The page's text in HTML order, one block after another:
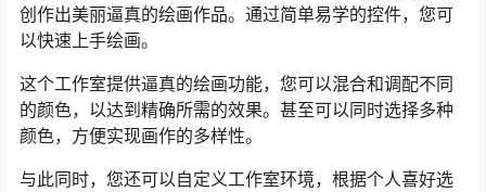
创作出美丽逼真的绘画作品。通过简单易学的控件，您可
以快速上手绘画。
这个工作室提供逼真的绘画功能，您可以混合和调配不同
的颜色，以达到精确所需的效果。甚至可以同时选择多种
颜色，方便实现画作的多样性。
与此同时，您还可以自定义工作室环境，根据个人喜好选